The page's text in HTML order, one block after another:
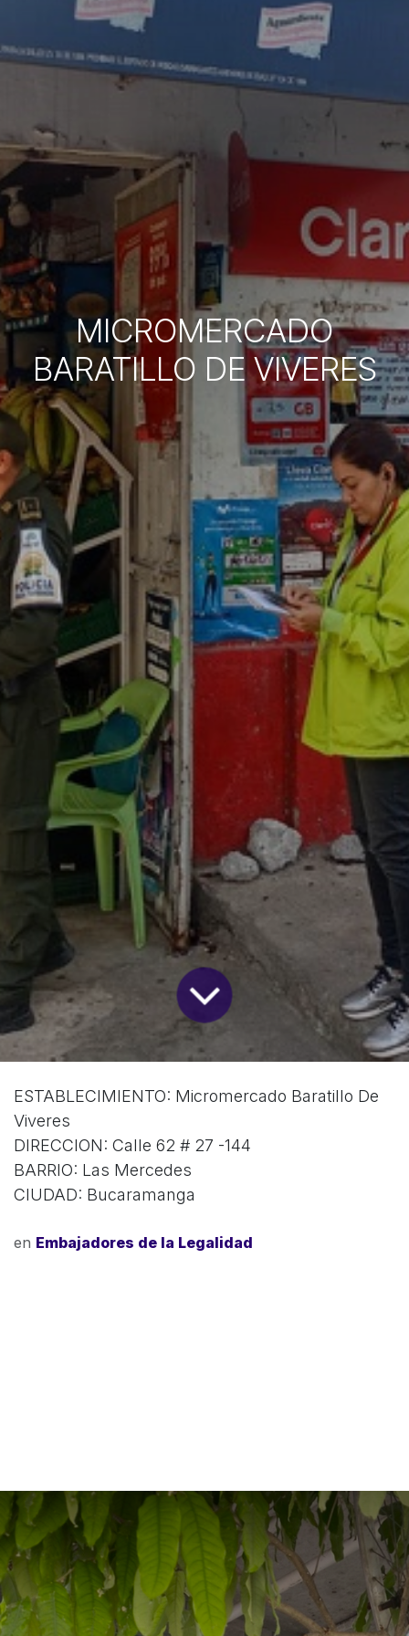
MICROMERCADO
BARATILLO DE VIVERES
ESTABLECIMIENTO: Micromercado Baratillo De
Viveres
DIRECCION: Calle 62 # 27 -144
BARRIO: Las Mercedes
CIUDAD: Bucaramanga
en Embajadores de la Legalidad